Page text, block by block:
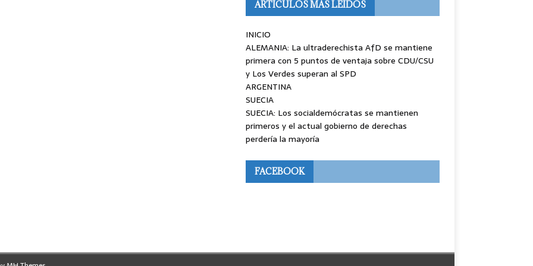
ARTÍCULOS MÁS LEÍDOS
INICIO
ALEMANIA: La ultraderechista AfD se mantiene
primera con 5 puntos de ventaja sobre CDU/CSU
y Los Verdes superan al SPD
ARGENTINA
SUECIA
SUECIA: Los socialdemócratas se mantienen
primeros y el actual gobierno de derechas
perdería la mayoría
FACEBOOK